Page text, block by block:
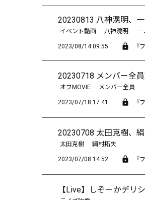
20230813 八神滉明、
イベント動画 八神滉明 一
2023/08/14 09:55 『
20230718 メンバー全員
オフMOVIE メンバー全員
2023/07/18 17:41 『
20230708 太田克樹、
太田克樹 絹村拓矢
2023/07/08 14:52 『
【Live】しぞーかデリ